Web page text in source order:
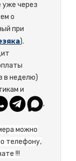
уже через
о
при
).
в неделю)
и
,
можно
телефону,
!!!